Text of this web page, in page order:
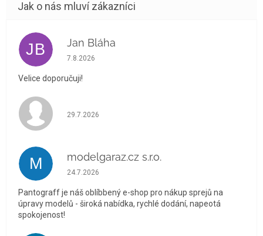
JB Jan Bláha
Hodnocení obchodu je 5 z 5 hvězdiček.
7.8.2026
Velice doporučuji!
Hodnocení obchodu je 5 z 5 hvězdiček.
29.7.2026
M modelgaraz.cz s.r.o.
Hodnocení obchodu je 5 z 5 hvězdiček.
24.7.2026
Pantograff je náš oblíbbený e-shop pro nákup sprejů na
úpravy modelů - široká nabídka, rychlé dodání, napeotá
spokojenost!